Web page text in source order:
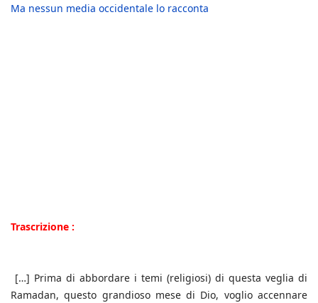
Ma nessun media occidentale lo racconta
Trascrizione :
[…] Prima di abbordare i temi (religiosi) di questa veglia di
Ramadan, questo grandioso mese di Dio, voglio accennare